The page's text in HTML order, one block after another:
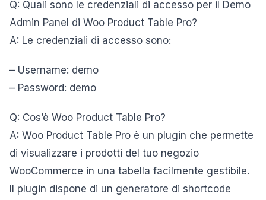
Q: Quali sono le credenziali di accesso per il Demo
Admin Panel di Woo Product Table Pro?
A: Le credenziali di accesso sono:
– Username: demo
– Password: demo
Q: Cos’è Woo Product Table Pro?
A: Woo Product Table Pro è un plugin che permette
di visualizzare i prodotti del tuo negozio
WooCommerce in una tabella facilmente gestibile.
Il plugin dispone di un generatore di shortcode